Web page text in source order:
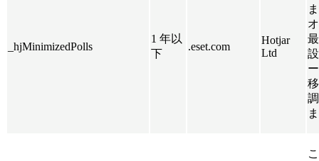
_hjMinimizedPolls
1 年以
下
.eset.com
Hotjar
Ltd